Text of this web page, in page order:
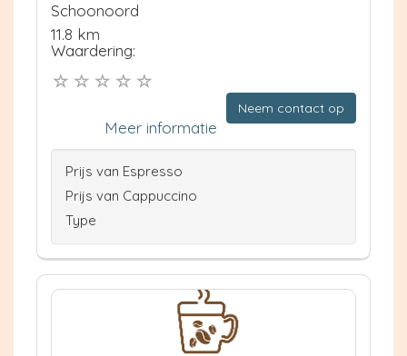
Schoonoord
11.8 km
Waardering:
Neem contact op
Meer informatie
Prijs van Espresso
Prijs van Cappuccino
Type